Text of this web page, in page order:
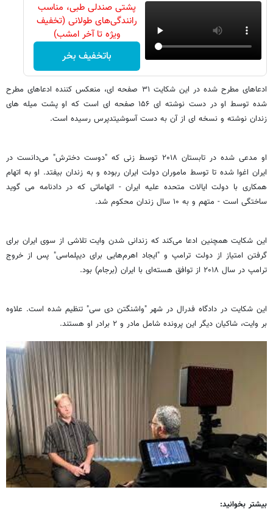
پشتی صندلی طبی، مناسب
رانندگی‌های طولانی (تخفیف
ویژه تا آخر امشب)
باتخفیف بخر
ادعاهای مطرح شده در این شکایت ۳۱ صفحه ای، منعکس کننده ادعاهای مطرح
شده توسط او در دست نوشته ای ۱۵۶ صفحه ای است که او پشت میله های
زندان نوشته و نسخه ای از آن به دست آسوشیتدپرس رسیده است.
او مدعی شده در تابستان ۲۰۱۸ توسط زنی که "دوست دخترش" می‌دانست در
ایران اغوا شده تا توسط ماموران دولت ایران ربوده و به زندان بیفتد. او به اتهام
همکاری با دولت ایالات متحده علیه ایران - اتهاماتی که در دادنامه می گوید
ساختگی است - متهم و به ۱۰ سال زندان محکوم شد.
این شکایت همچنین ادعا می‌کند که زندانی شدن وایت تلاشی از سوی ایران برای
گرفتن امتیاز از دولت ترامپ و "ایجاد اهرم‌هایی برای دیپلماسی" پس از خروج
ترامپ در سال ۲۰۱۸ از توافق هسته‌ای با ایران (برجام) بود.
این شکایت در دادگاه فدرال در شهر "واشنگتن دی سی" تنظیم شده است. علاوه
بر وایت، شاکیان دیگر این پرونده شامل مادر و ۲ برادر او هستند.
بیشتر بخوانید: